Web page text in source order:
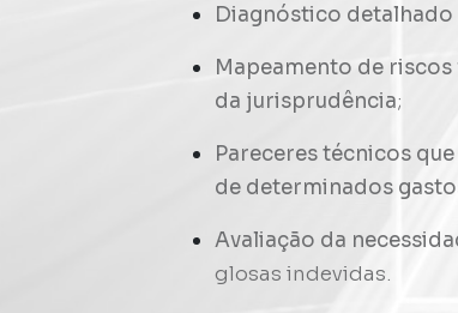
Diagnóstico
Mapeamento de
da jurisprudência;
Pareceres técnicos
de determinados
Avaliação da
glosas indevidas.